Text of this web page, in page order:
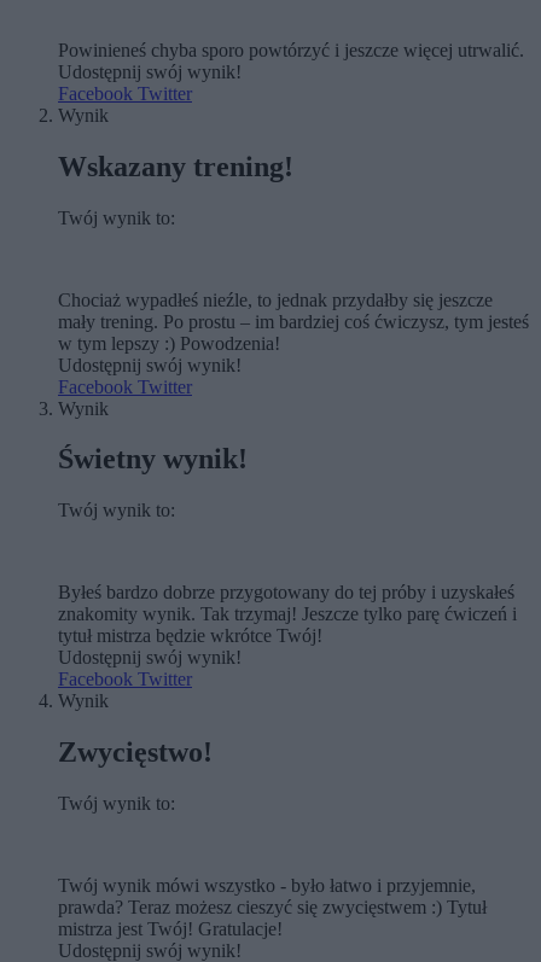
Powinieneś chyba sporo powtórzyć i jeszcze więcej utrwalić.
Udostępnij swój wynik!
Facebook Twitter
Wynik
Wskazany trening!
Twój wynik to:
Chociaż wypadłeś nieźle, to jednak przydałby się jeszcze
mały trening. Po prostu – im bardziej coś ćwiczysz, tym jesteś
w tym lepszy :) Powodzenia!
Udostępnij swój wynik!
Facebook Twitter
Wynik
Świetny wynik!
Twój wynik to:
Byłeś bardzo dobrze przygotowany do tej próby i uzyskałeś
znakomity wynik. Tak trzymaj! Jeszcze tylko parę ćwiczeń i
tytuł mistrza będzie wkrótce Twój!
Udostępnij swój wynik!
Facebook Twitter
Wynik
Zwycięstwo!
Twój wynik to:
Twój wynik mówi wszystko - było łatwo i przyjemnie,
prawda? Teraz możesz cieszyć się zwycięstwem :) Tytuł
mistrza jest Twój! Gratulacje!
Udostępnij swój wynik!